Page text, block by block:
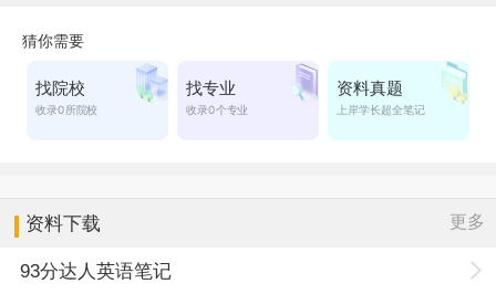
资料下载 更多
93分达人英语笔记